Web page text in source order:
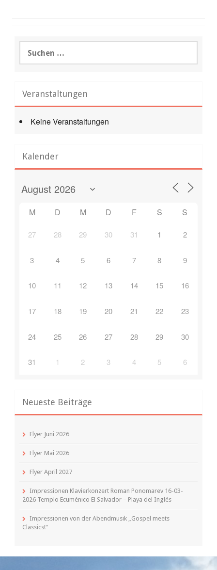
nach:
Veranstaltungen
Keine Veranstaltungen
Kalender
M D M D F S S
27 28 29 30 31 1 2
3 4 5 6 7 8 9
10 11 12 13 14 15 16
17 18 19 20 21 22 23
24 25 26 27 28 29 30
31 1 2 3 4 5 6
Neueste Beiträge
Flyer Juni 2026
Flyer Mai 2026
Flyer April 2027
Impressionen Klavierkonzert Roman Ponomarev 16-03-
2026 Templo Ecuménico El Salvador – Playa del Inglés
Impressionen von der Abendmusik „Gospel meets
Classics!“